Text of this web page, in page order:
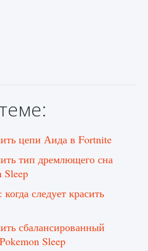
джунглей Нари в
1 218 0 0
цепи Аида в Fortnite
тип дремлющего сна
Sleep
следует красить
сбалансированный
Sleep